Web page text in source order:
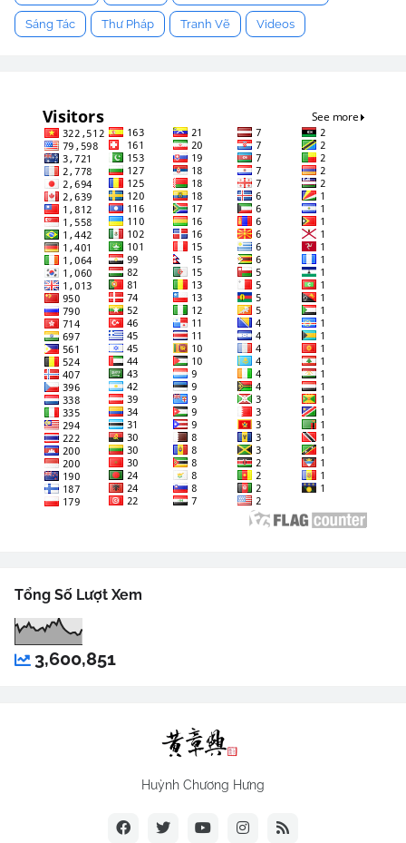
Sáng Tác Thư Pháp Tranh Vẽ Videos
Tổng Số Lượt Xem
3,600,851
Huỳnh Chương Hưng